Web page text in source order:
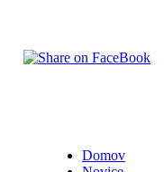
Domov